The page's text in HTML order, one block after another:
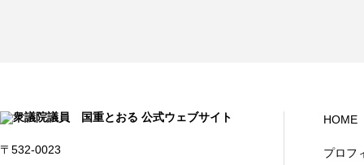
〒532-0023
HOME
プロフ